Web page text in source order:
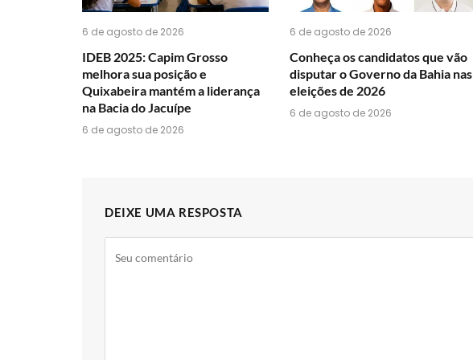
6 de agosto de 2026
IDEB 2025: Capim Grosso
melhora sua posição e
Quixabeira mantém a liderança
na Bacia do Jacuípe
6 de agosto de 2026
6 de agosto de 2026
Conheça os candidatos que vão
disputar o Governo da Bahia nas
eleições de 2026
6 de agosto de 2026
DEIXE UMA RESPOSTA